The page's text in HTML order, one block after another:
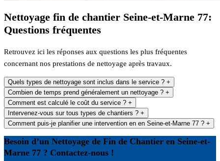
Nettoyage fin de chantier Seine-et-Marne 77:
Questions fréquentes
Retrouvez ici les réponses aux questions les plus fréquentes
concernant nos prestations de nettoyage après travaux.
Quels types de nettoyage sont inclus dans le service ? +
Combien de temps prend généralement un nettoyage ? +
Comment est calculé le coût du service ? +
Intervenez-vous sur tous types de chantiers ? +
Comment puis-je planifier une intervention en en Seine-et-Marne 77 ? +
Besoin d’un Nettoyage de Fin de Chantier en Seine-et-
Marne 77 ? Contactez-nous !